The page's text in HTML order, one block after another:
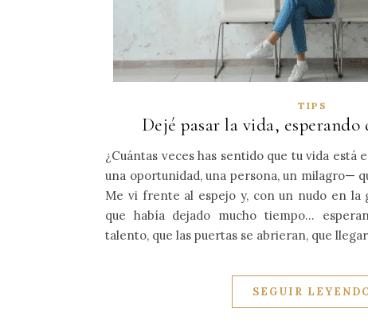
TIPS
Dejé pasar la vida,
¿Cuántas veces has sentido que tu vida está
una oportunidad, una persona, un milagro—
Me vi frente al espejo y, con un nudo en la
que había dejado mucho tiempo…
talento, que las puertas se abrieran, que
SEGUIR